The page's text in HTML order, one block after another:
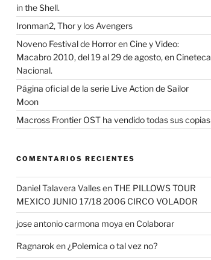
in the Shell.
Ironman2, Thor y los Avengers
Noveno Festival de Horror en Cine y Video:
Macabro 2010, del 19 al 29 de agosto, en Cineteca
Nacional.
Página oficial de la serie Live Action de Sailor
Moon
Macross Frontier OST ha vendido todas sus copias
COMENTARIOS RECIENTES
Daniel Talavera VallesenTHE PILLOWS TOUR
MEXICO JUNIO 17/18 2006 CIRCO VOLADOR
jose antonio carmona moya en Colaborar
Ragnarok en¿Polemica o tal vez no?